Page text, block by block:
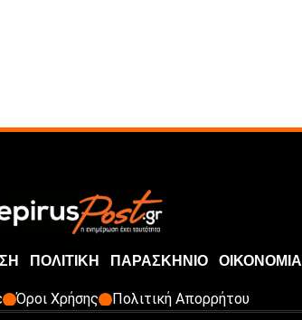
ΠΟΛΙΤΙΚΗ ΠΑΡΑΣΚΗΝΙΟ ΟΙΚΟΝΟΜΙΑ
Όροι Χρήσης Πολιτική Απορρήτου